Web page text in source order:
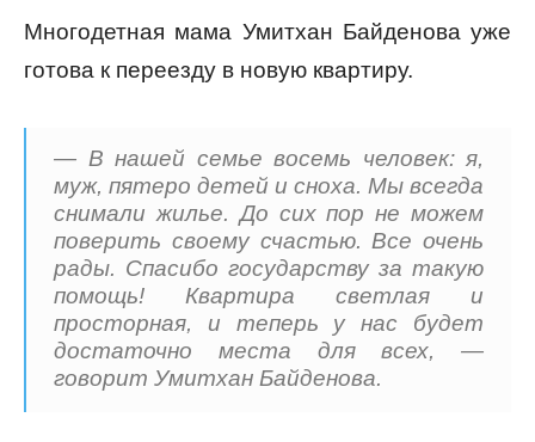
Многодетная мама Умитхан Байденова уже
готова к переезду в новую квартиру.
— В нашей семье восемь человек: я,
муж, пятеро детей и сноха. Мы всегда
снимали жилье. До сих пор не можем
поверить своему счастью. Все очень
рады. Спасибо государству за такую
помощь! Квартира светлая и
просторная, и теперь у нас будет
достаточно места для всех, —
говорит Умитхан Байденова.